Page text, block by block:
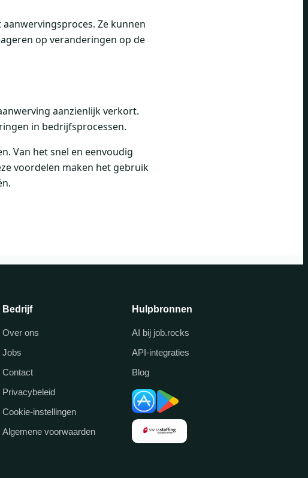
Ze kunnen
op veranderingen op de
aanzienlijk verkort.
in bedrijfsprocessen.
Van het snel en eenvoudig
voordelen maken het gebruik
Bedrijf
Over ons
Jobs
Contact
Privacybeleid
Cookie-instellingen
Algemene voorwaarden
Hulpbronnen
AI bij job.rocks
API-integraties
Blog